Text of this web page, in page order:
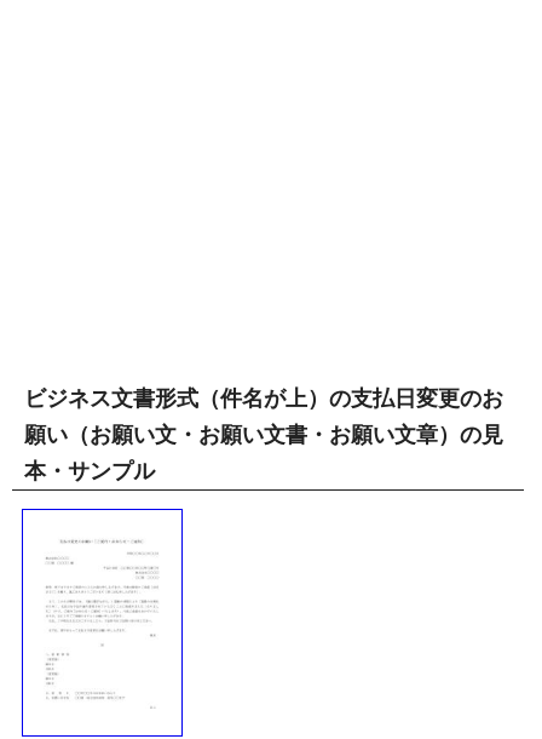
ビジネス文書形式（件名が上）の支払日変更のお
願い（お願い文・お願い文書・お願い文章）の見
本・サンプル